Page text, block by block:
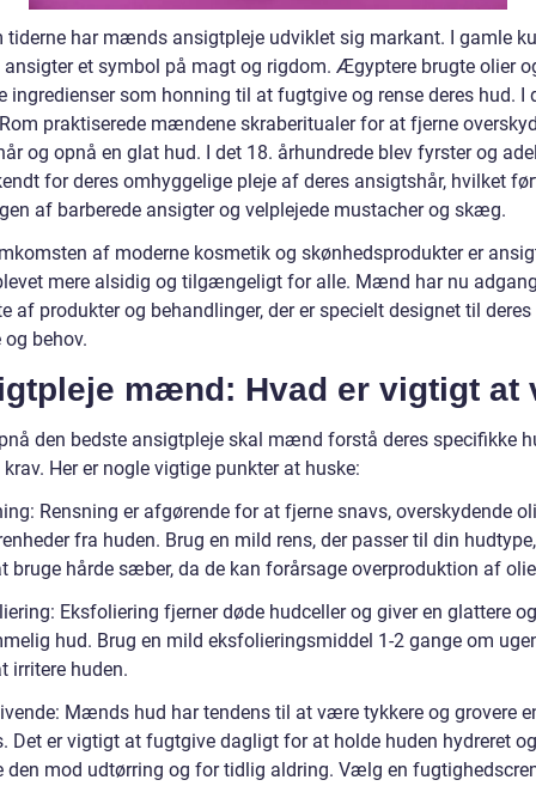
tiderne har mænds ansigtpleje udviklet sig markant. I gamle
ansigter et symbol på magt og rigdom. Ægyptere brugte olier
ingredienser som honning til at fugtgive og rense deres hud. I
praktiserede mændene skraberitualer for at fjerne
og opnå en glat hud. I det 18. århundrede blev fyrster og
for deres omhyggelige pleje af deres ansigtshår, hvilket
af barberede ansigter og velplejede mustacher og skæg.
af moderne kosmetik og skønhedsprodukter er
mere alsidig og tilgængeligt for alle. Mænd har nu
af produkter og behandlinger, der er specielt designet til deres
behov.
mænd: Hvad er vigtigt at
den bedste ansigtpleje skal mænd forstå deres specifikke
Her er nogle vigtige punkter at huske:
Rensning er afgørende for at fjerne snavs, overskydende
fra huden. Brug en mild rens, der passer til din
bruge hårde sæber, da de kan forårsage overproduktion af
Eksfoliering fjerner døde hudceller og giver en glattere
hud. Brug en mild eksfolieringsmiddel 1-2 gange om
irritere huden.
Mænds hud har tendens til at være tykkere og grovere
Det er vigtigt at fugtgive dagligt for at holde huden hydreret og
den mod udtørring og for tidlig aldring. Vælg en